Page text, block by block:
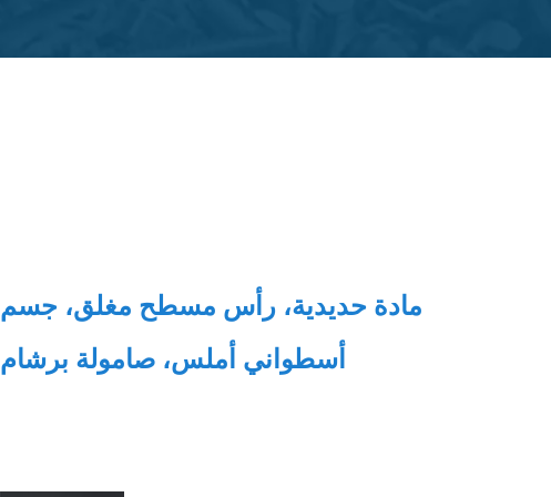
مادة حديدية، رأس مسطح مغلق، جسم
أسطواني أملس، صامولة برشام